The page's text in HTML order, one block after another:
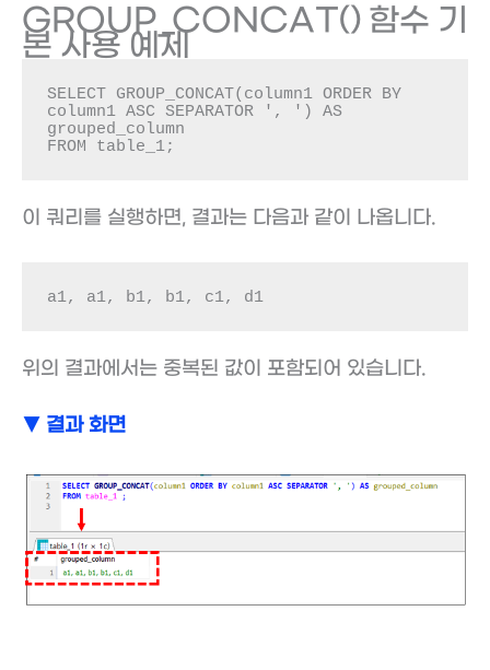
GROUP_CONCAT() 함수 기
본 사용 예제
SELECT GROUP_CONCAT(column1 ORDER BY
column1 ASC SEPARATOR ', ') AS
grouped_column
FROM table_1;
이 쿼리를 실행하면, 결과는 다음과 같이 나옵니다.
a1, a1, b1, b1, c1, d1
위의 결과에서는 중복된 값이 포함되어 있습니다.
▼ 결과 화면